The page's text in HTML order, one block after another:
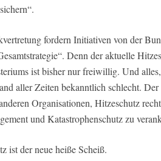
fordern Initiativen von der
Denn der aktuelle
ist bisher nur freiwillig. Und
aller Zeiten bekanntlich schlecht. Der
Organisationen, Hitzeschutz
und Katastrophenschutz zu
ist der neue heiße Scheiß.